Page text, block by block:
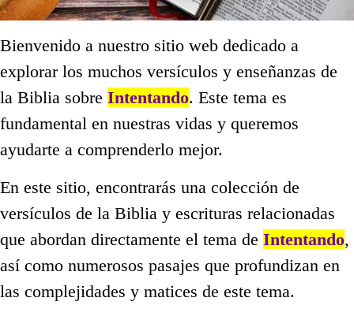
Bienvenido a nuestro sitio web dedicado a
explorar los muchos versículos y enseñanzas de
la Biblia sobre Intentando. Este tema es
fundamental en nuestras vidas y queremos
ayudarte a comprenderlo mejor.
En este sitio, encontrarás una colección de
versículos de la Biblia y escrituras relacionadas
que abordan directamente el tema de Intentando,
así como numerosos pasajes que profundizan en
las complejidades y matices de este tema.